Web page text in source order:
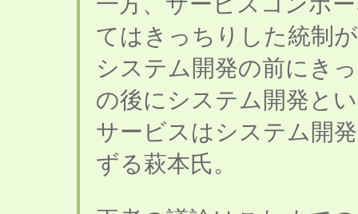
てはきっちりした統制
システム開発の前にき
の後にシステム開発と
サービスはシステム開
ずる萩本氏。